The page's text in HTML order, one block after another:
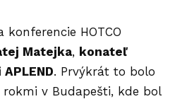
konferencie HOTCO
Matejka, konateľ
. Prvýkrát to bolo
v Budapešti, kde bol